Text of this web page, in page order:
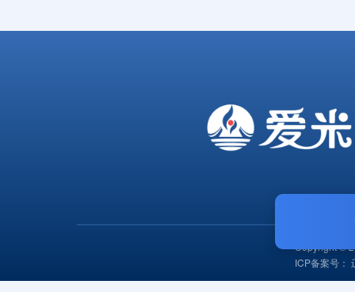
Copyright ©
ICP备案号：